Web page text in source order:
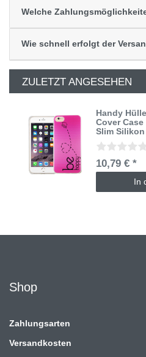
Welche
Wie schnell erfolgt der
ZULETZT ANGESEHEN
Handy
Cover
Slim
10,79 € *
In
Shop
Zahlungsarten
Versandkosten